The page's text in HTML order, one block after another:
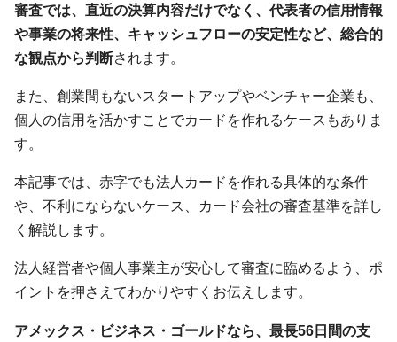
審査では、直近の決算内容だけでなく、代表者の信用情報
や事業の将来性、キャッシュフローの安定性など、総合的
な観点から判断されます。
また、創業間もないスタートアップやベンチャー企業も、
個人の信用を活かすことでカードを作れるケースもありま
す。
本記事では、赤字でも法人カードを作れる具体的な条件
や、不利にならないケース、カード会社の審査基準を詳し
く解説します。
法人経営者や個人事業主が安心して審査に臨めるよう、ポ
イントを押さえてわかりやすくお伝えします。
アメックス・ビジネス・ゴールドなら、最長56日間の支